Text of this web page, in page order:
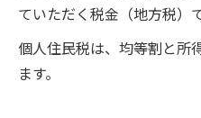
ていただく税金（地方税）で
個人住民税は、均等割と所
ます。